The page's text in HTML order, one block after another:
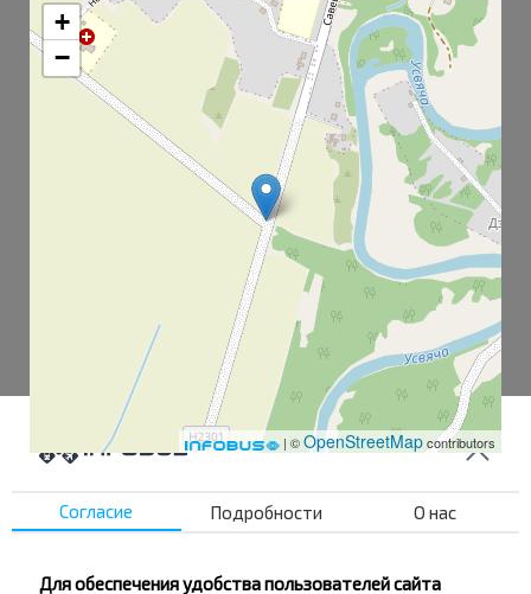
+
−
| ©OpenStreetMapcontributors
Ковалёво пов.
Согласие Подробности О нас
Для обеспечения удобства пользователей сайта